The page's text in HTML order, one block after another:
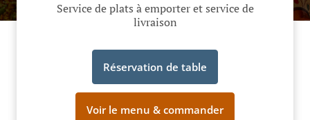
Service de plats à emporter et service de
livraison
Réservation de table
Voir le menu & commander